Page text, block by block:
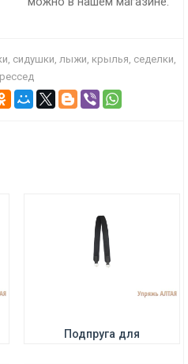
сидушки, лыжи, крылья, седелки,
ПОДРОБНЕЕ
Подпруга для
9700 р.